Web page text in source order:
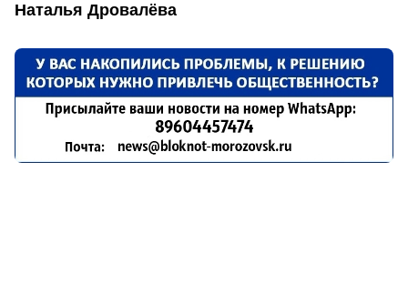
Наталья Дровалёва